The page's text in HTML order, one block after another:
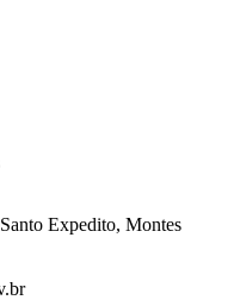
Expedito, Montes